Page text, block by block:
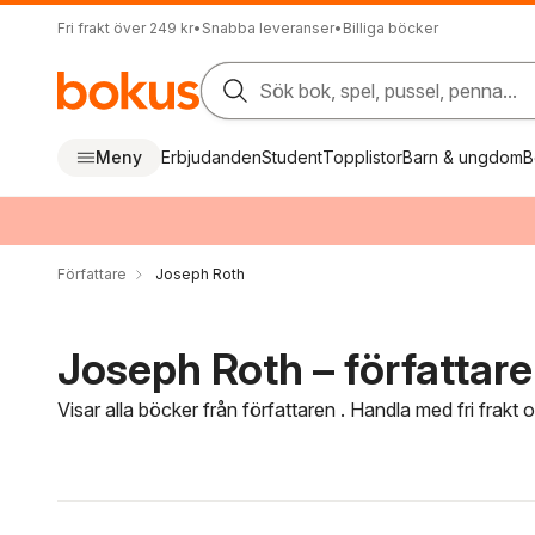
Fri frakt över 249 kr• Snabba leveranser• Billiga böcker
Sök bok, spel, pussel, penna...
Meny ErbjudandenStudentTopplistorBarn & ungdom
Författare Joseph Roth
Joseph Roth – författare
Visar alla böcker från författaren . Handla med fri frakt